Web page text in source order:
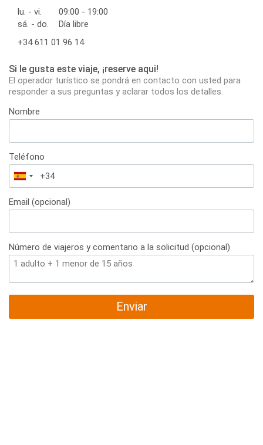
lu. - vi.
09:00 - 19:00
sá. - do.
Día libre
+34 611 01 96 14
Si le gusta este viaje, ¡reserve aqui!
El operador turístico se pondrá en contacto con usted para
responder a sus preguntas y aclarar todos los detalles.
Nombre
Teléfono
España
+34
Email (opcional)
Número de viajeros y comentario a la solicitud (opcional)
Enviar